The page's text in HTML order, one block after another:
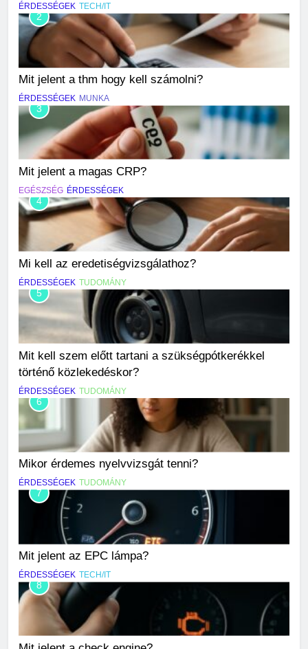
ÉRDESSÉGEK TECH/IT
2
Mit jelent a thm hogy kell számolni?
ÉRDESSÉGEK MUNKA
3
Mit jelent a magas CRP?
EGÉSZSÉG ÉRDESSÉGEK
4
Mi kell az eredetiségvizsgálathoz?
ÉRDESSÉGEK TUDOMÁNY
5
Mit kell szem előtt tartani a szükségpótkerékkel
történő közlekedéskor?
ÉRDESSÉGEK TUDOMÁNY
6
Mikor érdemes nyelvvizsgát tenni?
ÉRDESSÉGEK TUDOMÁNY
7
Mit jelent az EPC lámpa?
ÉRDESSÉGEK TECH/IT
8